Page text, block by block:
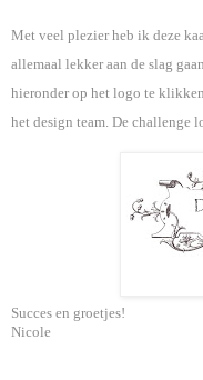
Met veel plezier heb ik deze
allemaal lekker aan de slag
hieronder op het logo te
het design team. De challenge
Succes en groetjes!
Nicole